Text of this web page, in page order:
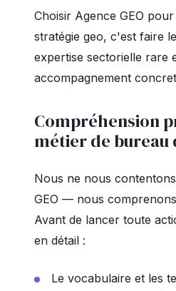
Choisir Agence GEO
stratégie geo, c'est faire
expertise sectorielle rare
accompagnement
Compréhension
métier de bureau
Nous ne nous
GEO — nous
Avant de lancer toute
en détail :
Le vocabulaire et les